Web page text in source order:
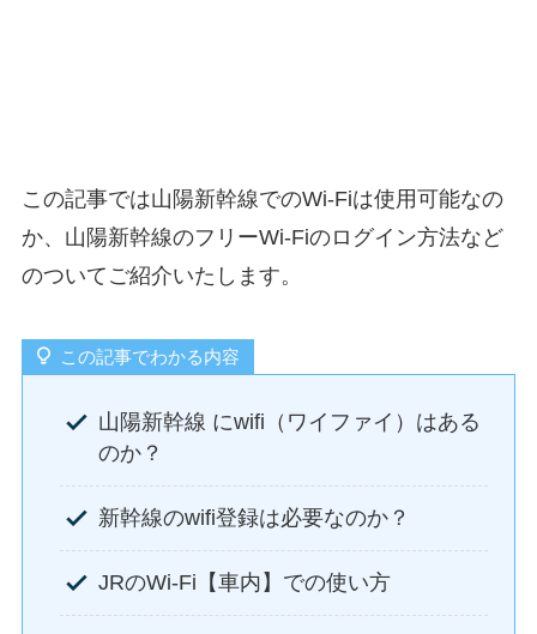
この記事では山陽新幹線でのWi-Fiは使用可能なの
か、山陽新幹線のフリーWi-Fiのログイン方法など
のついてご紹介いたします。
この記事でわかる内容
山陽新幹線 にwifi（ワイファイ）はある
のか？
新幹線のwifi登録は必要なのか？
JRのWi-Fi【車内】での使い方